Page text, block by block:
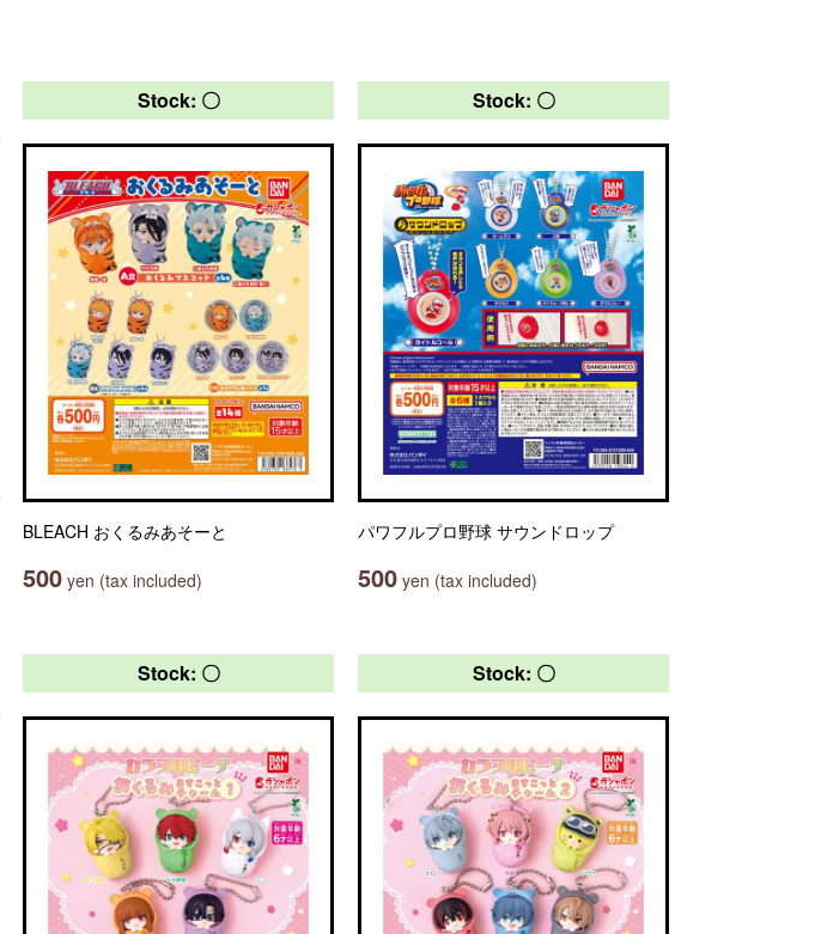
Stock: 〇
BLEACH おくるみあそーと
500 yen (tax included)
Stock: 〇
パワフルプロ野球 サウンドロップ
500 yen (tax included)
Stock: 〇 Stock: 〇